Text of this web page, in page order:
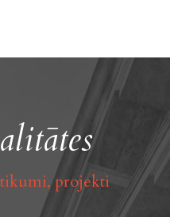
projekti